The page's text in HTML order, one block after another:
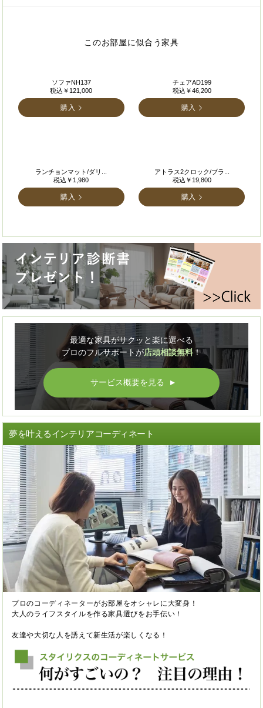
このお部屋に似合う家具
ソファNH137
税込￥121,000
購入
チェアAD199
税込￥46,200
購入
ランチョンマット/ダリ...
税込￥1,980
購入
アトラス2クロック/ブラ...
税込￥19,800
購入
最適な家具がサクッと楽に選べる
プロのフルサポートが店頭相談無料！
サービス概要を見る ▲
夢を叶えるインテリアコーディネート
プロのコーディネーターがお部屋をオシャレに大変身！
大人のライフスタイルを作る家具選びをお手伝い！
友達や大切な人を誘えて新生活が楽しくなる！